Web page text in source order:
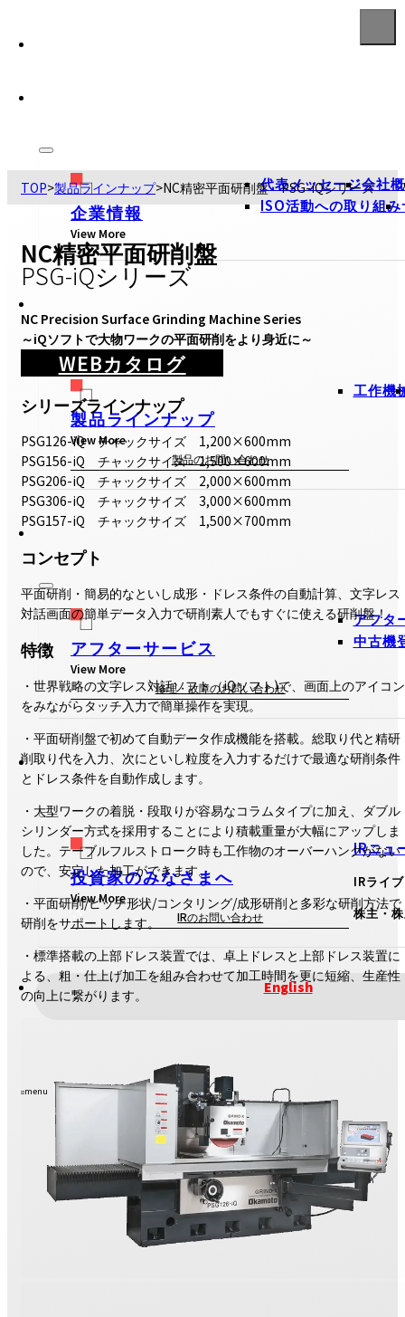
企業情報
View More
代表メッセージ会社
ISO活動への取り組み
製品ラインナップ
View More
製品のお問い合わせ
工作機
アフターサービス
View More
修理・故障のお問い合わせ
アフタ
中古機
投資家のみなさまへ
View More
IRのお問い合わせ
IRニュ
IRライ
株主・
English
menu
TOP>製品ラインナップ>NC精密平面研削盤 PSG-iQシリーズ
NC精密平面研削盤
PSG-iQシリーズ
NC Precision Surface Grinding Machine Series
～iQソフトで大物ワークの平面研削をより身近に～
WEBカタログ
シリーズラインナップ
PSG126-iQ チャックサイズ 1,200×600mm
PSG156-iQ チャックサイズ 1,500×600mm
PSG206-iQ チャックサイズ 2,000×600mm
PSG306-iQ チャックサイズ 3,000×600mm
PSG157-iQ チャックサイズ 1,500×700mm
コンセプト
平面研削・簡易的なといし成形・ドレス条件の自動計算、文字レス
対話画面の簡単データ入力で研削素人でもすぐに使える研削盤！
特徴
・世界戦略の文字レス対話ソフト（iQソフト)で、画面上のアイコン
をみながらタッチ入力で簡単操作を実現。
・平面研削盤で初めて自動データ作成機能を搭載。総取り代と精研
削取り代を入力、次にといし粒度を入力するだけで最適な研削条件
とドレス条件を自動作成します。
・大型ワークの着脱・段取りが容易なコラムタイプに加え、ダブル
シリンダー方式を採用することにより積載重量が大幅にアップしま
した。テーブルフルストローク時も工作物のオーバーハングがない
ので、安定した加工ができます。
・平面研削/ピッチ形状/コンタリング/成形研削と多彩な研削方法で
研削をサポートします。
・標準搭載の上部ドレス装置では、卓上ドレスと上部ドレス装置に
よる、粗・仕上げ加工を組み合わせて加工時間を更に短縮、生産性
の向上に繋がります。